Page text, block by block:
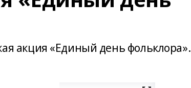
акция «Единый день фольклора».